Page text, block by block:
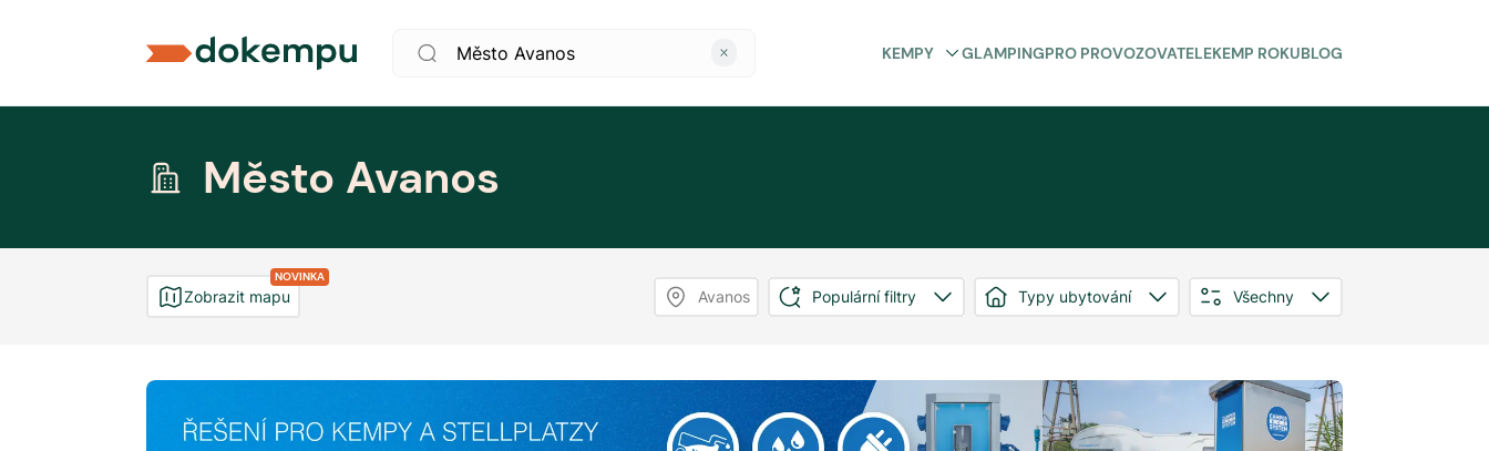
KEMPY GLAMPINGPRO PROVOZOVATELEKEMP ROKUBLOG
Město Avanos
NOVINKA
Zobrazit mapu Avanos Populární filtry Typy ubytování Všechny